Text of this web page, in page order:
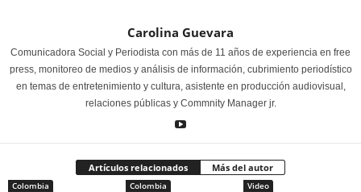
Carolina Guevara
Comunicadora Social y Periodista con más de 11 años de experiencia en free
press, monitoreo de medios y análisis de información, cubrimiento periodístico
en temas de entretenimiento y cultura, asistente en producción audiovisual,
relaciones públicas y Commnity Manager jr.
Artículos relacionados Más del autor
Colombia Colombia Video